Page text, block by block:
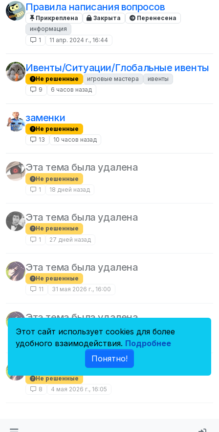
Правила написания вопросов
Прикреплена Закрыта
Перенесена
информация
1
11 апр. 2024 г., 16:44
Ивенты/Ситуации/Глобальные ивенты
Не решенные игровые мастера
ивенты
9
6 часов назад
заменки
Не решенные
13
10 часов назад
Эта тема была удалена
Не решенные
1
18 дней назад
Эта тема была удалена
Не решенные
1
27 дней назад
Эта тема была удалена
Не решенные
11
31 мая 2026 г., 16:00
Эта тема была удалена
Не решенные
16 мая 2026 г., 23:37
Эта тема была удалена
Не решенные
8
4 мая 2026 г., 16:05
Этот сайт использует cookies для более
удобного взаимодействия. Подробнее
Понятно!